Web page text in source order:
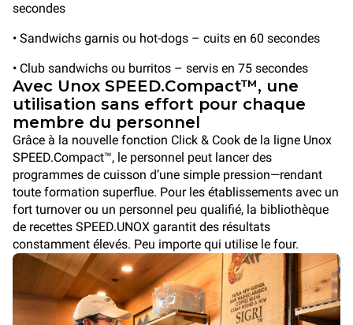
secondes
• Sandwichs garnis ou hot-dogs – cuits en 60 secondes
• Club sandwichs ou burritos – servis en 75 secondes
Avec Unox SPEED.Compact™, une
utilisation sans effort pour chaque
membre du personnel
Grâce à la nouvelle fonction Click & Cook de la ligne Unox
SPEED.Compact™, le personnel peut lancer des
programmes de cuisson d’une simple pression—rendant
toute formation superflue. Pour les établissements avec un
fort turnover ou un personnel peu qualifié, la bibliothèque
de recettes SPEED.UNOX garantit des résultats
constamment élevés. Peu importe qui utilise le four.